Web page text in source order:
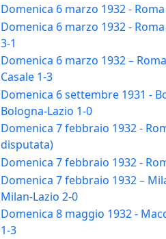
Domenica 6 marzo 1932 -
Domenica 6 marzo 1932 -
3-1
Domenica 6 marzo 1932 –
Casale 1-3
Domenica 6 settembre 1931 -
Bologna-Lazio 1-0
Domenica 7 febbraio 1932 -
disputata)
Domenica 7 febbraio 1932 -
Domenica 7 febbraio 1932 –
Milan-Lazio 2-0
Domenica 8 maggio 1932 -
1-3